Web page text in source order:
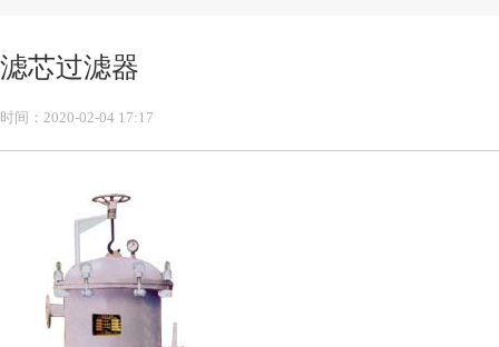
滤芯过滤器
时间：2020-02-04 17:17